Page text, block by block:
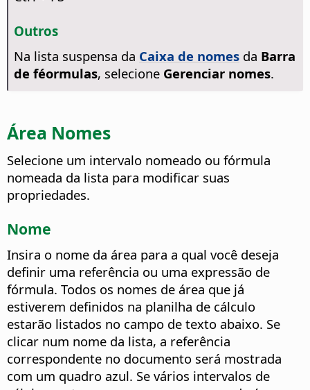
Outros
Na lista suspensa da Caixa de nomesda Barra
de féormulas, selecione Gerenciar nomes.
Área Nomes
Selecione um intervalo nomeado ou fórmula
nomeada da lista para modificar suas
propriedades.
Nome
Insira o nome da área para a qual você deseja
definir uma referência ou uma expressão de
fórmula. Todos os nomes de área que já
estiverem definidos na planilha de cálculo
estarão listados no campo de texto abaixo. Se
clicar num nome da lista, a referência
correspondente no documento será mostrada
com um quadro azul. Se vários intervalos de